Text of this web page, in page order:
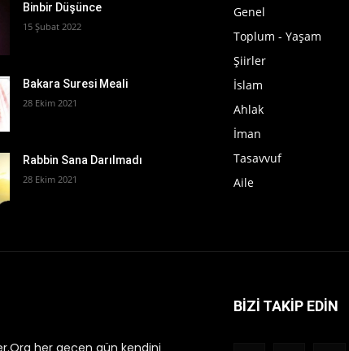
Binbir Düşünce
15 Şubat 2022
Bakara Suresi Meali
28 Ekim 2021
Rabbin Sana Darılmadı
28 Ekim 2021
Genel
Toplum - Yaşam
Şiirler
İslam
Ahlak
İman
Tasavvuf
Aile
BİZİ TAKİP EDİN